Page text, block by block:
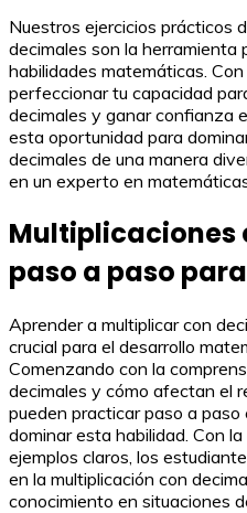
Nuestros ejercicios prácticos
decimales son la
habilidades matemáticas.
perfeccionar tu capacidad
decimales y ganar confianza
esta oportunidad para
decimales de una manera
en un experto en
Multiplicaciones
paso a paso
Aprender a multiplicar con
crucial para el desarrollo
Comenzando con la
decimales y cómo afectan el
pueden practicar paso a paso
dominar esta habilidad. Con
ejemplos claros, los
en la multiplicación con
conocimiento en situaciones